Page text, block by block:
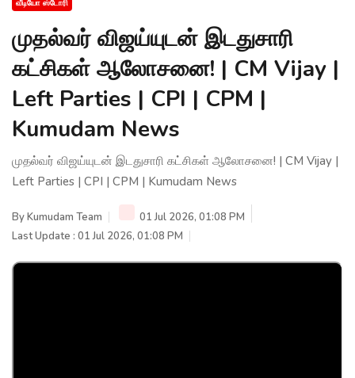
வீடியோ ஸ்டோரி
முதல்வர் விஜய்யுடன் இடதுசாரி
கட்சிகள் ஆலோசனை! | CM Vijay |
Left Parties | CPI | CPM |
Kumudam News
முதல்வர் விஜய்யுடன் இடதுசாரி கட்சிகள் ஆலோசனை! | CM Vijay |
Left Parties | CPI | CPM | Kumudam News
ByKumudam Team
01 Jul 2026, 01:08 PM
Last Update : 01 Jul 2026, 01:08 PM